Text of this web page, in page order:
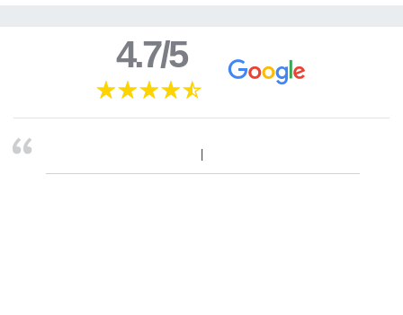
4.7/5